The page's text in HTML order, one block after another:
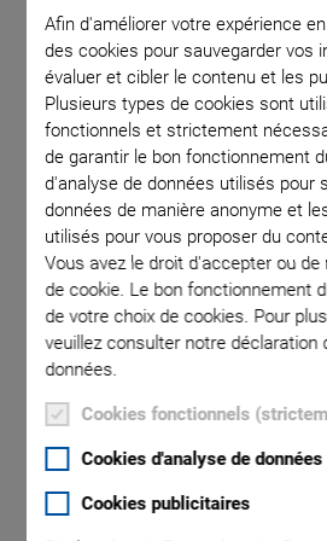
Afin d'améliorer votre expérience
des cookies pour sauvegarder vos
évaluer et cibler le contenu et les
Plusieurs types de cookies sont
fonctionnels et strictement
de garantir le bon fonctionnement
d'analyse de données utilisés pour
données de manière anonyme et
utilisés pour vous proposer du
Vous avez le droit d'accepter ou
de cookie. Le bon fonctionnement
de votre choix de cookies. Pour
veuillez consulter notre déclaration
données.
Cookies fonctionnels
Cookies d'analyse de données
Cookies publicitaires
P-752 High-
Stage
is
point.